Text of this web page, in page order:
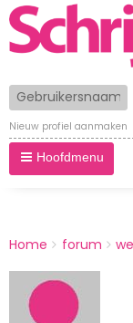
Gebruikersnaam
Nieuw profiel aanmaken
Hoofdmenu
BREADCRUMBS
You
here:
Home forum